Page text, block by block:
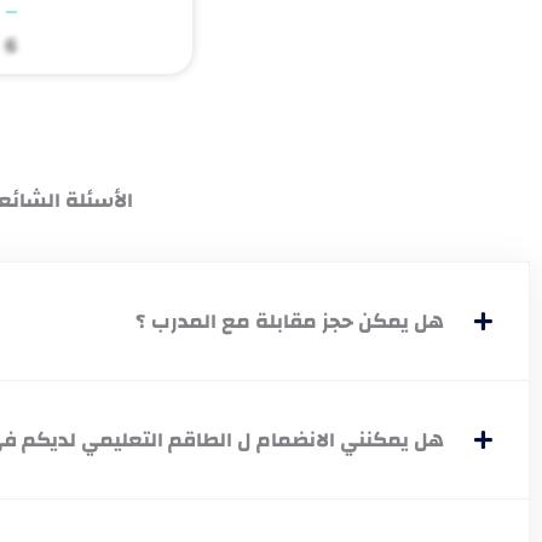
6
الأسئلة
هل يمكن حجز مقابلة مع المدرب ؟
هل يمكنني الانضمام ل الطاقم التعليمي لديكم